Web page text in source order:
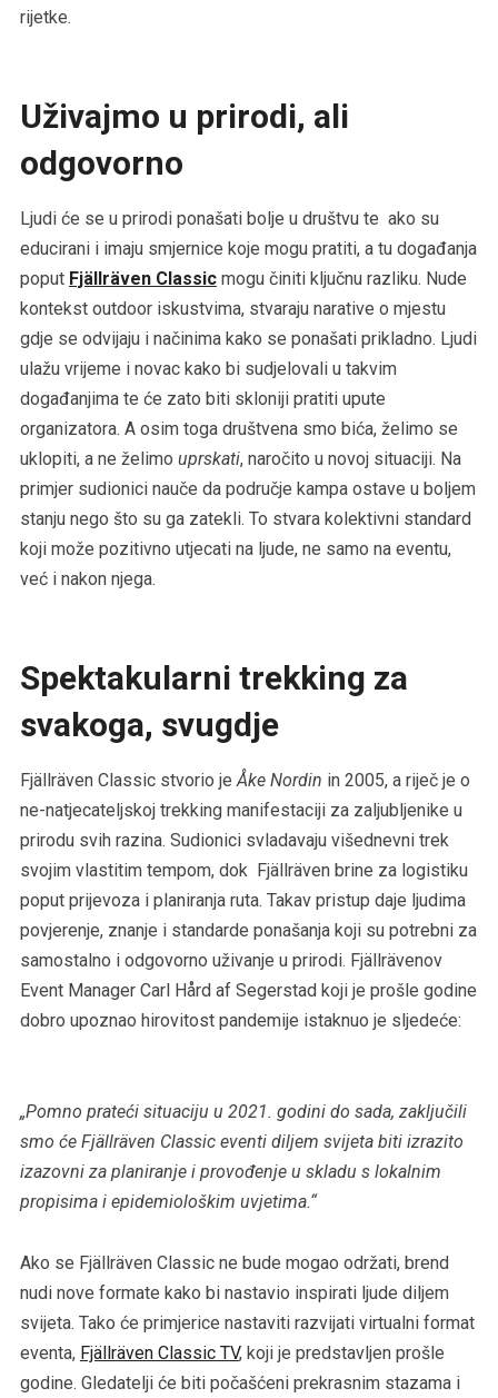
rijetke.
Uživajmo u prirodi, ali
odgovorno
Ljudi će se u prirodi ponašati bolje u društvu te ako su
educirani i imaju smjernice koje mogu pratiti, a tu događanja
poput Fjällräven Classicmogu činiti ključnu razliku. Nude
kontekst outdoor iskustvima, stvaraju narative o mjestu
gdje se odvijaju i načinima kako se ponašati prikladno. Ljudi
ulažu vrijeme i novac kako bi sudjelovali u takvim
događanjima te će zato biti skloniji pratiti upute
organizatora. A osim toga društvena smo bića, želimo se
uklopiti, a ne želimo uprskati, naročito u novoj situaciji. Na
primjer sudionici nauče da područje kampa ostave u boljem
stanju nego što su ga zatekli. To stvara kolektivni standard
koji može pozitivno utjecati na ljude, ne samo na eventu,
već i nakon njega.
Spektakularni trekking za
svakoga, svugdje
Fjällräven Classic stvorio je Åke Nordin in 2005, a riječ je o
ne-natjecateljskoj trekking manifestaciji za zaljubljenike u
prirodu svih razina. Sudionici svladavaju višednevni trek
svojim vlastitim tempom, dok Fjällräven brine za logistiku
poput prijevoza i planiranja ruta. Takav pristup daje ljudima
povjerenje, znanje i standarde ponašanja koji su potrebni za
samostalno i odgovorno uživanje u prirodi. Fjällrävenov
Event Manager Carl Hård af Segerstad koji je prošle godine
dobro upoznao hirovitost pandemije istaknuo je sljedeće:
„Pomno prateći situaciju u 2021. godini do sada, zaključili
smo će Fjällräven Classic eventi diljem svijeta biti izrazito
izazovni za planiranje i provođenje u skladu s lokalnim
propisima i epidemiološkim uvjetima.“
Ako se Fjällräven Classic ne bude mogao održati, brend
nudi nove formate kako bi nastavio inspirati ljude diljem
svijeta. Tako će primjerice nastaviti razvijati virtualni format
eventa, Fjällräven Classic TV, koji je predstavljen prošle
godine. Gledatelji će biti počašćeni prekrasnim stazama i